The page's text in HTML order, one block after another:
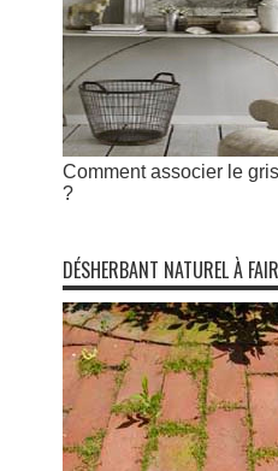
Comment associer le
?
DÉSHERBANT NATUREL À